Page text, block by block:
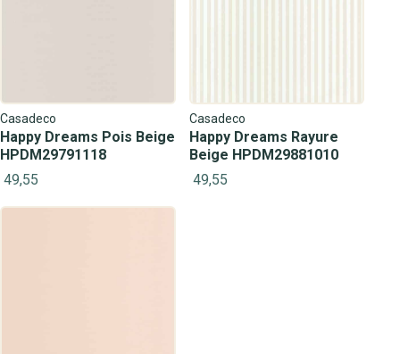
Casadeco
Happy Dreams Pois Beige
HPDM29791118
49,55
Casadeco
Happy Dreams Rayure
Beige HPDM29881010
49,55